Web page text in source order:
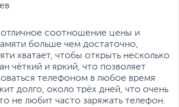
2
NanoSIM
3G,4G
соотношение цены и
больше чем достаточно,
хватает, чтобы открыть несколько
чёткий и яркий, что позволяет
телефоном в любое время
долго, около трёх дней, что очень
не любит часто заряжать телефон.